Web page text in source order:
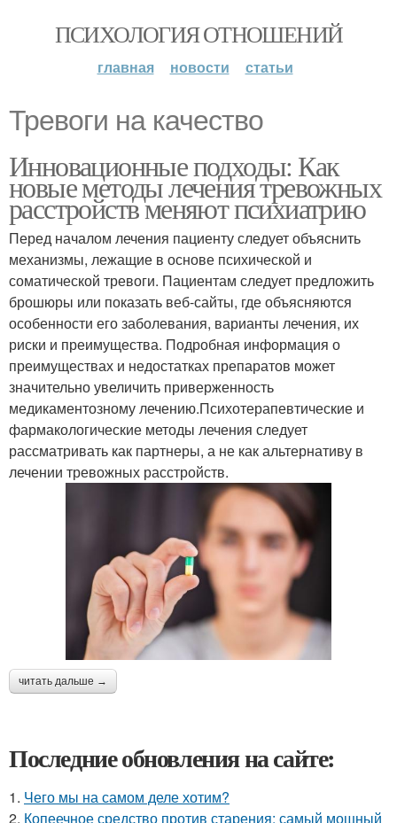
ПСИХОЛОГИЯ ОТНОШЕНИЙ
главная новости статьи
Тревоги на качество
Инновационные подходы: Как
новые методы лечения тревожных
расстройств меняют психиатрию
Перед началом лечения пациенту следует объяснить
механизмы, лежащие в основе психической и
соматической тревоги. Пациентам следует предложить
брошюры или показать веб-сайты, где объясняются
особенности его заболевания, варианты лечения, их
риски и преимущества. Подробная информация о
преимуществах и недостатках препаратов может
значительно увеличить приверженность
медикаментозному лечению.Психотерапевтические и
фармакологические методы лечения следует
рассматривать как партнеры, а не как альтернативу в
лечении тревожных расстройств.
читать дальше →
Последние обновления на сайте:
1. Чего мы на самом деле хотим?
2. Копеечное средство против старения: самый мощный